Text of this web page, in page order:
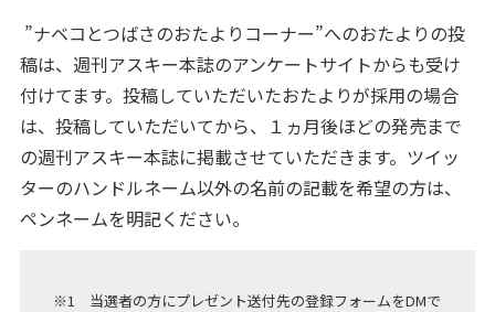
”ナベコとつばさのおたよりコーナー”へのおたよりの投
稿は、週刊アスキー本誌のアンケートサイトからも受け
付けてます。投稿していただいたおたよりが採用の場合
は、投稿していただいてから、１ヵ月後ほどの発売まで
の週刊アスキー本誌に掲載させていただきます。ツイッ
ターのハンドルネーム以外の名前の記載を希望の方は、
ペンネームを明記ください。
※1 当選者の方にプレゼント送付先の登録フォームをDMで